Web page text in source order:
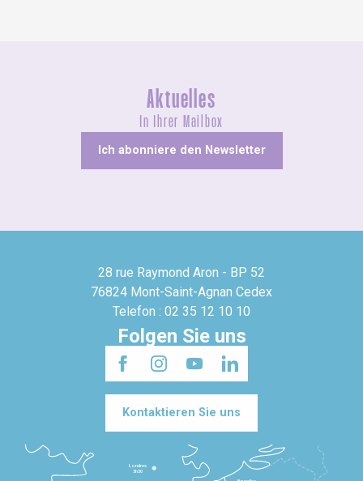
Aktuelles
In Ihrer Mailbox
Ich abonniere den Newsletter
28 rue Raymond Aron - BP 52
76824 Mont-Saint-Agnan Cedex
Telefon : 02 35 12 10 10
Folgen Sie uns
Kontaktieren Sie uns
Londres
3h30